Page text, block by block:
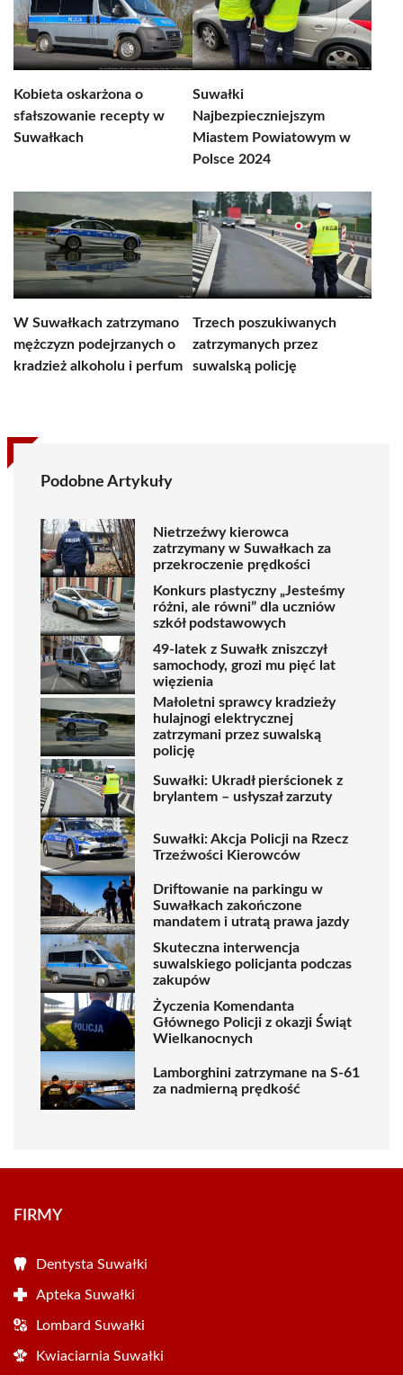
Kobieta oskarżona o
sfałszowanie recepty w
Suwałkach
Suwałki
Najbezpieczniejszym
Miastem Powiatowym w
Polsce 2024
W Suwałkach zatrzymano
mężczyzn podejrzanych o
kradzież alkoholu i perfum
Trzech poszukiwanych
zatrzymanych przez
suwalską policję
Podobne Artykuły
Nietrzeźwy kierowca
zatrzymany w Suwałkach za
przekroczenie prędkości
Konkurs plastyczny „Jesteśmy
różni, ale równi” dla uczniów
szkół podstawowych
49-latek z Suwałk zniszczył
samochody, grozi mu pięć lat
więzienia
Małoletni sprawcy kradzieży
hulajnogi elektrycznej
zatrzymani przez suwalską
policję
Suwałki: Ukradł pierścionek z
brylantem – usłyszał zarzuty
Suwałki: Akcja Policji na Rzecz
Trzeźwości Kierowców
Driftowanie na parkingu w
Suwałkach zakończone
mandatem i utratą prawa jazdy
Skuteczna interwencja
suwalskiego policjanta podczas
zakupów
Życzenia Komendanta
Głównego Policji z okazji Świąt
Wielkanocnych
Lamborghini zatrzymane na S-61
za nadmierną prędkość
FIRMY
Dentysta Suwałki
Apteka Suwałki
Lombard Suwałki
Kwiaciarnia Suwałki